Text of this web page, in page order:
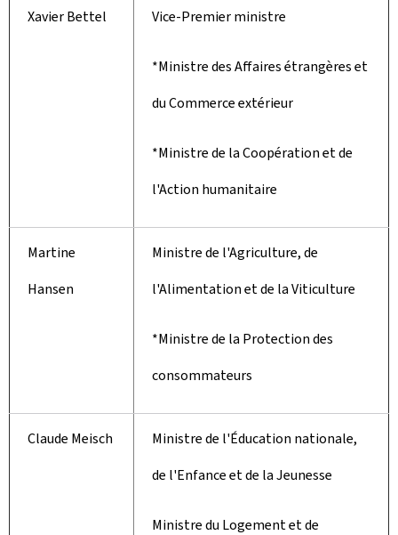
Xavier Bettel Vice-Premier ministre
*Ministre des Affaires étrangères et
du Commerce extérieur
*Ministre de la Coopération et de
l'Action humanitaire
Martine
Hansen
Ministre de l'Agriculture, de
l'Alimentation et de la Viticulture
*Ministre de la Protection des
consommateurs
Claude Meisch
Ministre de l'Éducation nationale,
de l'Enfance et de la Jeunesse
Ministre du Logement et de